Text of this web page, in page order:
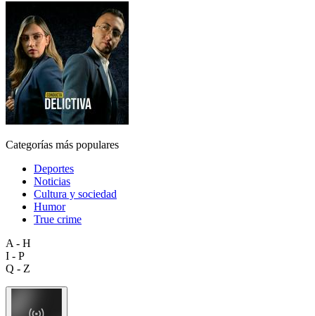
Categorías más populares
Deportes
Noticias
Cultura y sociedad
Humor
True crime
A - H
I - P
Q - Z